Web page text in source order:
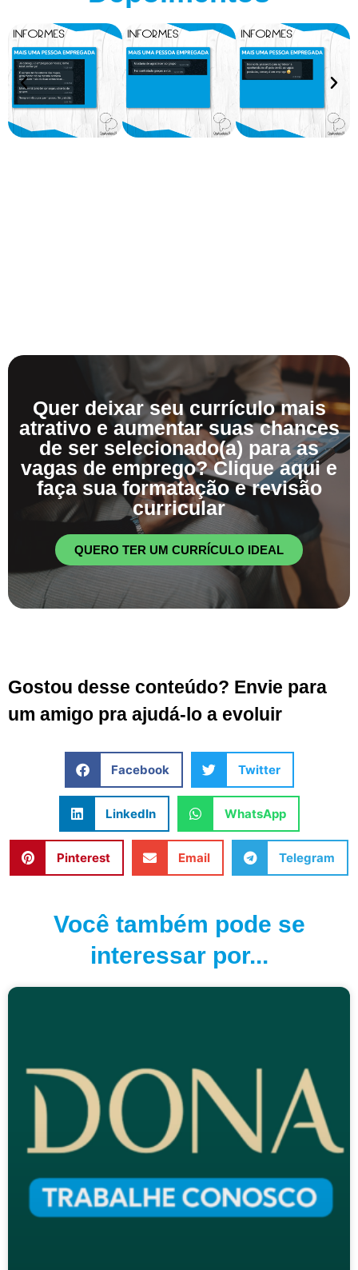
Quer deixar seu currículo mais
atrativo e aumentar suas chances
de ser selecionado(a) para as
vagas de emprego? Clique aqui e
faça sua formatação e revisão
curricular
QUERO TER UM CURRÍCULO IDEAL
Gostou desse conteúdo? Envie para
um amigo pra ajudá-lo a evoluir
Facebook Twitter
LinkedIn WhatsApp
Pinterest Email Telegram
Você também pode se
interessar por...